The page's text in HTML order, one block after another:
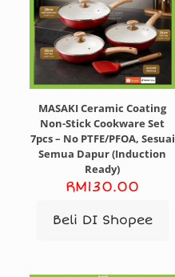
MASAKI Ceramic Coating
Non-Stick Cookware Set
7pcs – No PTFE/PFOA, Sesuai
Semua Dapur (Induction
Ready)
RM130.00
Beli DI Shopee